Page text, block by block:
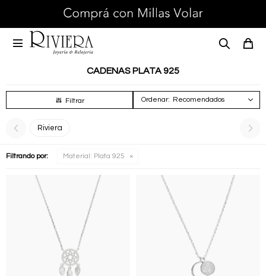

CADENAS PLATA 925
Recomendados
Riviera
Filtrando por: Material: Plata 925